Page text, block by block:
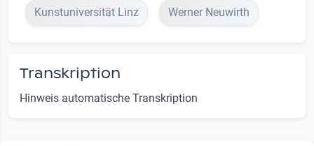
Kunstuniversität Linz Werner Neuwirth
Transkription
Hinweis automatische Transkription